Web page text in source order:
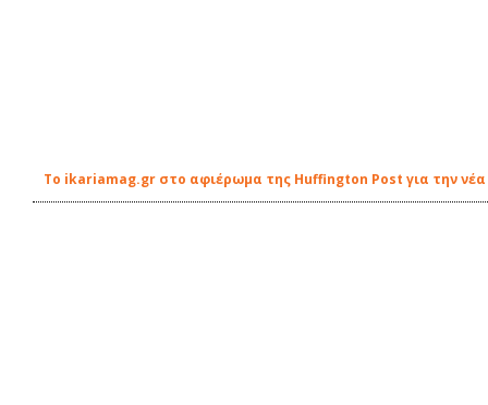
Το ikariamag.gr στο αφιέρωμα της Huffington Post για την